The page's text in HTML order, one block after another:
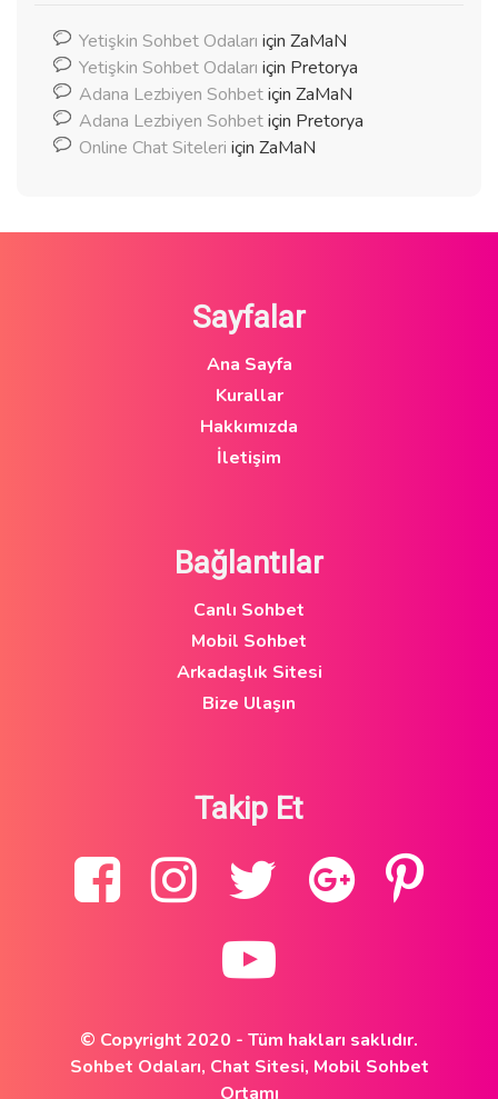
Yetişkin Sohbet Odaları için ZaMaN
Yetişkin Sohbet Odaları için Pretorya
Adana Lezbiyen Sohbetiçin ZaMaN
Adana Lezbiyen Sohbetiçin Pretorya
Online Chat Siteleri için ZaMaN
Sayfalar
Ana Sayfa
Kurallar
Hakkımızda
İletişim
Bağlantılar
Canlı Sohbet
Mobil Sohbet
Arkadaşlık Sitesi
Bize Ulaşın
Takip Et
© Copyright 2020 - Tüm hakları saklıdır.
Sohbet Odaları, Chat Sitesi, Mobil Sohbet
Ortamı